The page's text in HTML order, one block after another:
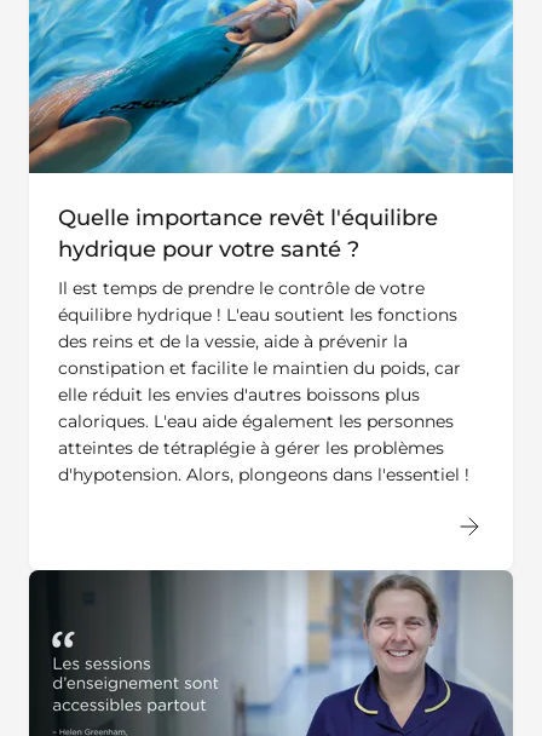
Quelle importance revêt l'équilibre
hydrique pour votre santé ?
Il est temps de prendre le contrôle de votre
équilibre hydrique ! L'eau soutient les fonctions
des reins et de la vessie, aide à prévenir la
constipation et facilite le maintien du poids, car
elle réduit les envies d'autres boissons plus
caloriques. L'eau aide également les personnes
atteintes de tétraplégie à gérer les problèmes
d'hypotension. Alors, plongeons dans l'essentiel !